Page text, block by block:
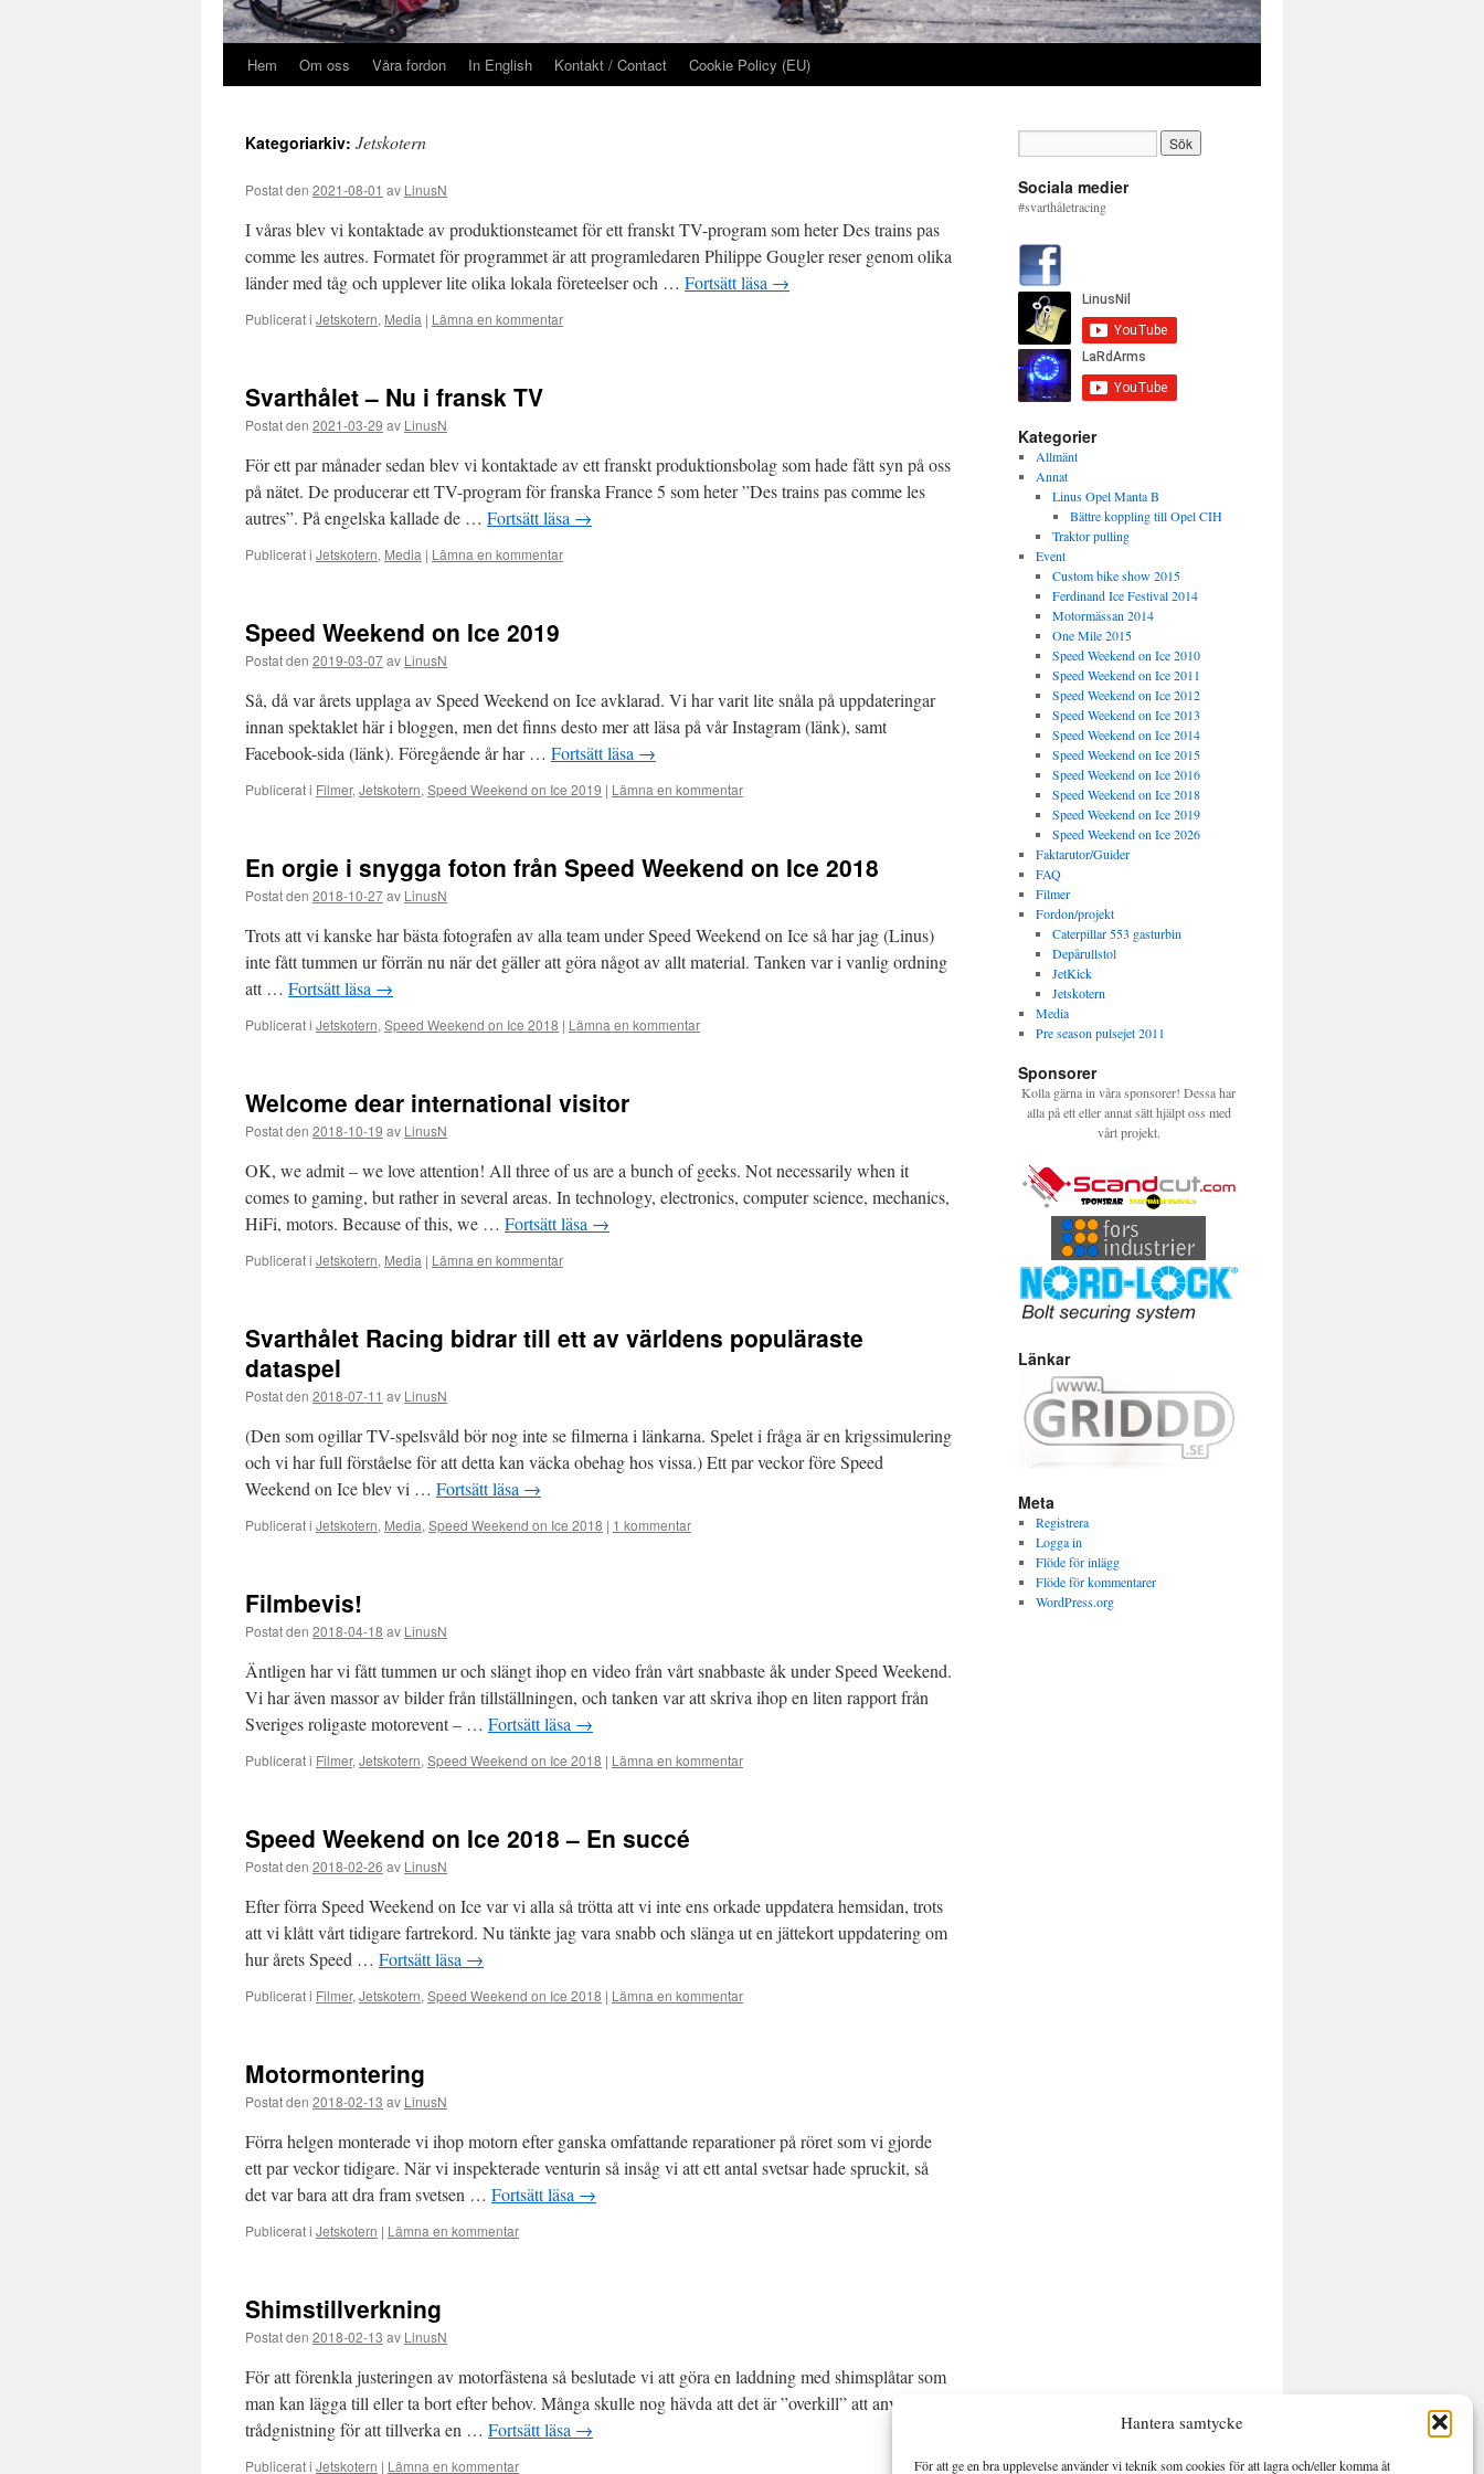
Hantera samtycke
För att ge en bra upplevelse använder vi teknik som cookies för att lagra och/eller komma åt
Hem Om oss Våra fordon In English Kontakt / Contact Cookie Policy (EU)
Kategoriarkiv: Jetskotern
Postat den 2021-08-01 av LinusN
I våras blev vi kontaktade av produktionsteamet för ett franskt TV-program som heter Des trains pas
comme les autres. Formatet för programmet är att programledaren Philippe Gougler reser genom olika
länder med tåg och upplever lite olika lokala företeelser och … Fortsätt läsa →
Publicerat i Jetskotern, Media | Lämna en kommentar
Svarthålet – Nu i fransk TV
Postat den 2021-03-29 av LinusN
För ett par månader sedan blev vi kontaktade av ett franskt produktionsbolag som hade fått syn på oss
på nätet. De producerar ett TV-program för franska France 5 som heter ”Des trains pas comme les
autres”. På engelska kallade de … Fortsätt läsa →
Publicerat i Jetskotern, Media | Lämna en kommentar
Speed Weekend on Ice 2019
Postat den 2019-03-07av LinusN
Så, då var årets upplaga av Speed Weekend on Ice avklarad. Vi har varit lite snåla på uppdateringar
innan spektaklet här i bloggen, men det finns desto mer att läsa på vår Instagram (länk), samt
Facebook-sida (länk). Föregående år har … Fortsätt läsa →
Publicerat i Filmer, Jetskotern, Speed Weekend on Ice 2019 | Lämna en kommentar
En orgie i snygga foton från Speed Weekend on Ice 2018
Postat den 2018-10-27av LinusN
Trots att vi kanske har bästa fotografen av alla team under Speed Weekend on Ice så har jag (Linus)
inte fått tummen ur förrän nu när det gäller att göra något av allt material. Tanken var i vanlig ordning
att … Fortsätt läsa →
Publicerat i Jetskotern, Speed Weekend on Ice 2018 | Lämna en kommentar
Welcome dear international visitor
Postat den 2018-10-19 av LinusN
OK, we admit – we love attention! All three of us are a bunch of geeks. Not necessarily when it
comes to gaming, but rather in several areas. In technology, electronics, computer science, mechanics,
HiFi, motors. Because of this, we … Fortsätt läsa →
Publicerat i Jetskotern, Media | Lämna en kommentar
Svarthålet Racing bidrar till ett av världens populäraste
dataspel
Postat den 2018-07-11 av LinusN
(Den som ogillar TV-spelsvåld bör nog inte se filmerna i länkarna. Spelet i fråga är en krigssimulering
och vi har full förståelse för att detta kan väcka obehag hos vissa.) Ett par veckor före Speed
Weekend on Ice blev vi … Fortsätt läsa →
Publicerat i Jetskotern, Media, Speed Weekend on Ice 2018 | 1 kommentar
Filmbevis!
Postat den 2018-04-18 av LinusN
Äntligen har vi fått tummen ur och slängt ihop en video från vårt snabbaste åk under Speed Weekend.
Vi har även massor av bilder från tillställningen, och tanken var att skriva ihop en liten rapport från
Sveriges roligaste motorevent – … Fortsätt läsa →
Publicerat i Filmer, Jetskotern, Speed Weekend on Ice 2018 | Lämna en kommentar
Speed Weekend on Ice 2018 – En succé
Postat den 2018-02-26 av LinusN
Efter förra Speed Weekend on Ice var vi alla så trötta att vi inte ens orkade uppdatera hemsidan, trots
att vi klått vårt tidigare fartrekord. Nu tänkte jag vara snabb och slänga ut en jättekort uppdatering om
hur årets Speed … Fortsätt läsa →
Publicerat i Filmer, Jetskotern, Speed Weekend on Ice 2018 | Lämna en kommentar
Motormontering
Postat den 2018-02-13 av LinusN
Förra helgen monterade vi ihop motorn efter ganska omfattande reparationer på röret som vi gjorde
ett par veckor tidigare. När vi inspekterade venturin så insåg vi att ett antal svetsar hade spruckit, så
det var bara att dra fram svetsen … Fortsätt läsa →
Publicerat i Jetskotern | Lämna en kommentar
Shimstillverkning
Postat den 2018-02-13 av LinusN
För att förenkla justeringen av motorfästena så beslutade vi att göra en laddning med shimsplåtar som
man kan lägga till eller ta bort efter behov. Många skulle nog hävda att det är ”overkill” att använda
trådgnistning för att tillverka en … Fortsätt läsa →
Publicerat i Jetskotern | Lämna en kommentar
Sociala medier
#svarthåletracing
Kategorier
Allmänt
Annat
Linus Opel Manta B
Bättre koppling till Opel CIH
Traktor pulling
Event
Custom bike show 2015
Ferdinand Ice Festival 2014
Motormässan 2014
One Mile 2015
Speed Weekend on Ice 2010
Speed Weekend on Ice 2011
Speed Weekend on Ice 2012
Speed Weekend on Ice 2013
Speed Weekend on Ice 2014
Speed Weekend on Ice 2015
Speed Weekend on Ice 2016
Speed Weekend on Ice 2018
Speed Weekend on Ice 2019
Speed Weekend on Ice 2026
Faktarutor/Guider
FAQ
Filmer
Fordon/projekt
Caterpillar 553 gasturbin
Depårullstol
JetKick
Jetskotern
Media
Pre season pulsejet 2011
Sponsorer
Kolla gärna in våra sponsorer! Dessa har
alla på ett eller annat sätt hjälpt oss med
vårt projekt.
Länkar
Meta
Registrera
Logga in
Flöde för inlägg
Flöde för kommentarer
WordPress.org